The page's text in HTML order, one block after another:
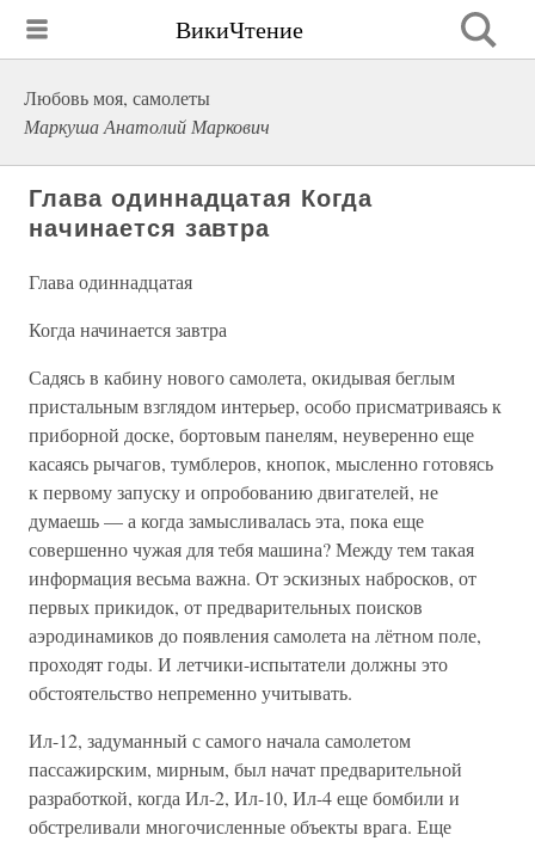
ВикиЧтение
Любовь моя, самолеты
Маркуша Анатолий Маркович
Глава одиннадцатая Когда
начинается завтра
Глава одиннадцатая
Когда начинается завтра
Садясь в кабину нового самолета, окидывая беглым
пристальным взглядом интерьер, особо присматриваясь к
приборной доске, бортовым панелям, неуверенно еще
касаясь рычагов, тумблеров, кнопок, мысленно готовясь
к первому запуску и опробованию двигателей, не
думаешь — а когда замысливалась эта, пока еще
совершенно чужая для тебя машина? Между тем такая
информация весьма важна. От эскизных набросков, от
первых прикидок, от предварительных поисков
аэродинамиков до появления самолета на лётном поле,
проходят годы. И летчики-испытатели должны это
обстоятельство непременно учитывать.
Ил-12, задуманный с самого начала самолетом
пассажирским, мирным, был начат предварительной
разработкой, когда Ил-2, Ил-10, Ил-4 еще бомбили и
обстреливали многочисленные объекты врага. Еще